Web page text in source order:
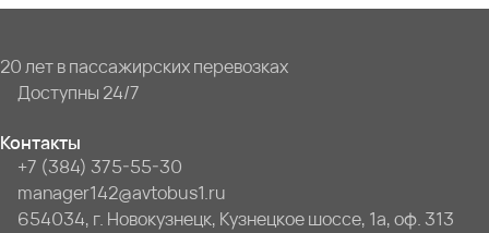
20 лет в пассажирских перевозках
Доступны 24/7
Контакты
+7 (384) 375-55-30
manager142@avtobus1.ru
654034, г. Новокузнецк, Кузнецкое шоссе, 1а, оф. 313